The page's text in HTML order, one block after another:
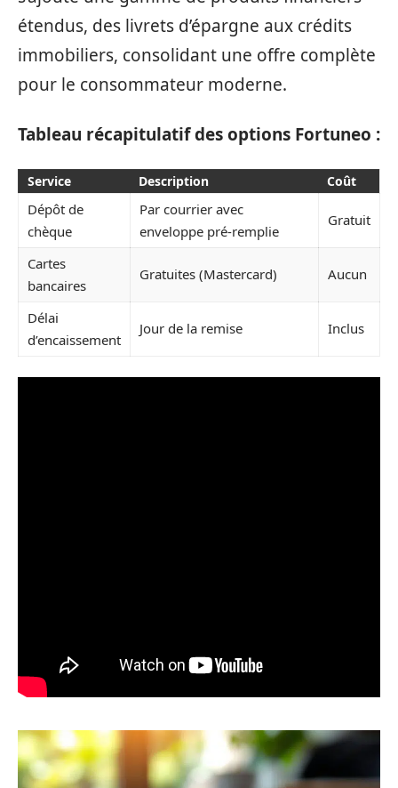
étendus, des livrets d’épargne aux crédits
immobiliers, consolidant une offre complète
pour le consommateur moderne.
Tableau récapitulatif des options Fortuneo :
Service Description Coût
Dépôt de
chèque
Par courrier avec
enveloppe pré-remplie
Gratuit
Cartes
bancaires
Gratuites (Mastercard) Aucun
Délai
d’encaissement
Jour de la remise Inclus